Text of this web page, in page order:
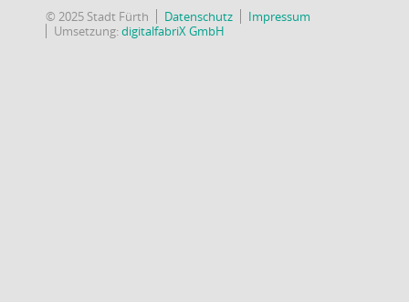
© 2025 Stadt Fürth Datenschutz
Impressum
Umsetzung:digitalfabriX GmbH